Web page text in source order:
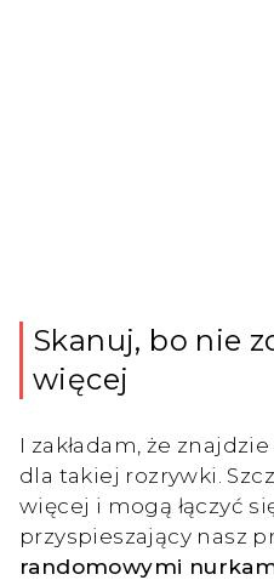
Skanuj, bo nie
więcej
I zakładam, że
dla takiej rozrywki.
więcej i mogą łączyć
przyspieszający nasz
randomowymi